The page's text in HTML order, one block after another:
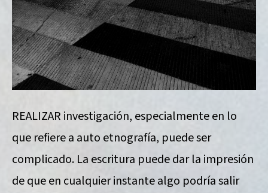
REALIZAR investigación, especialmente en lo
que refiere a auto etnografía, puede ser
complicado. La escritura puede dar la impresión
de que en cualquier instante algo podría salir